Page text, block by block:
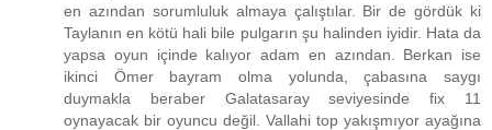
en azından sorumluluk almaya çalıştılar. Bir de gördük ki
Taylanın en kötü hali bile pulgarın şu halinden iyidir. Hata da
yapsa oyun içinde kalıyor adam en azından. Berkan ise
ikinci Ömer bayram olma yolunda, çabasına saygı
duymakla beraber Galatasaray seviyesinde fix 11
oynayacak bir oyuncu değil. Vallahi top yakışmıyor ayağına